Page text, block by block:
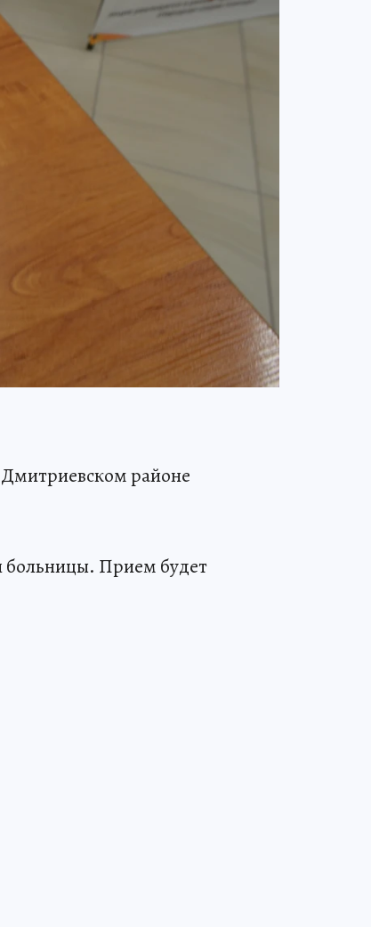
Дмитриевском районе
больницы. Прием будет